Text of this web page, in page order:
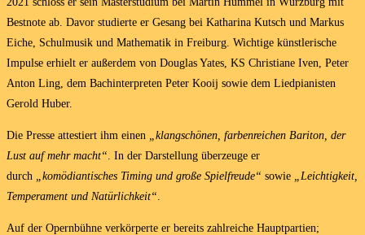
Bestnote ab. Davor studierte er Gesang bei Katharina Kutsch und Markus
Eiche, Schulmusik und Mathematik in Freiburg. Wichtige künstlerische
Impulse erhielt er außerdem von Douglas Yates, KS Christiane Iven, Peter
Anton Ling, dem Bachinterpreten Peter Kooij sowie dem Liedpianisten
Gerold Huber.
Die Presse attestiert ihm einen
„klangschönen, farbenreichen Bariton, der
Lust auf mehr macht“ . In der Darstellung überzeuge er
durch
„komödiantisches Timing und große Spielfreude“ sowie
„Leichtigkeit,
Temperament und Natürlichkeit“
Auf der Opernbühne verkörperte er bereits zahlreiche Hauptpartien;